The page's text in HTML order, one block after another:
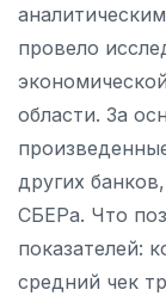
провело
области. За
других
СБЕРа. Что
показателей:
средний чек